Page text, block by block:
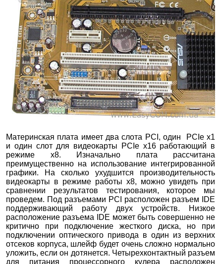
Материнская плата имеет два слота PCI, один PCIe х1
и один слот для видеокарты PCIe х16 работающий в
режиме x8. Изначально плата рассчитана
преимущественно на использование интегрированной
графики. На сколько ухудшится производительность
видеокарты в режиме работы x8, можно увидеть при
сравнении результатов тестирования, которое мы
проведем. Под разъемами PCI расположен разъем IDE
поддерживающий работу двух устройств. Низкое
расположение разъема IDE может быть совершенно не
критично при подключение жесткого диска, но при
подключении оптического привода в один из верхних
отсеков корпуса, шлейф будет очень сложно нормально
уложить, если он дотянется. Четырехконтактный разъем
для питания процессорного кулера расположен